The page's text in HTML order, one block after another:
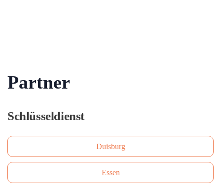
Partner
Schlüsseldienst
Duisburg
Essen